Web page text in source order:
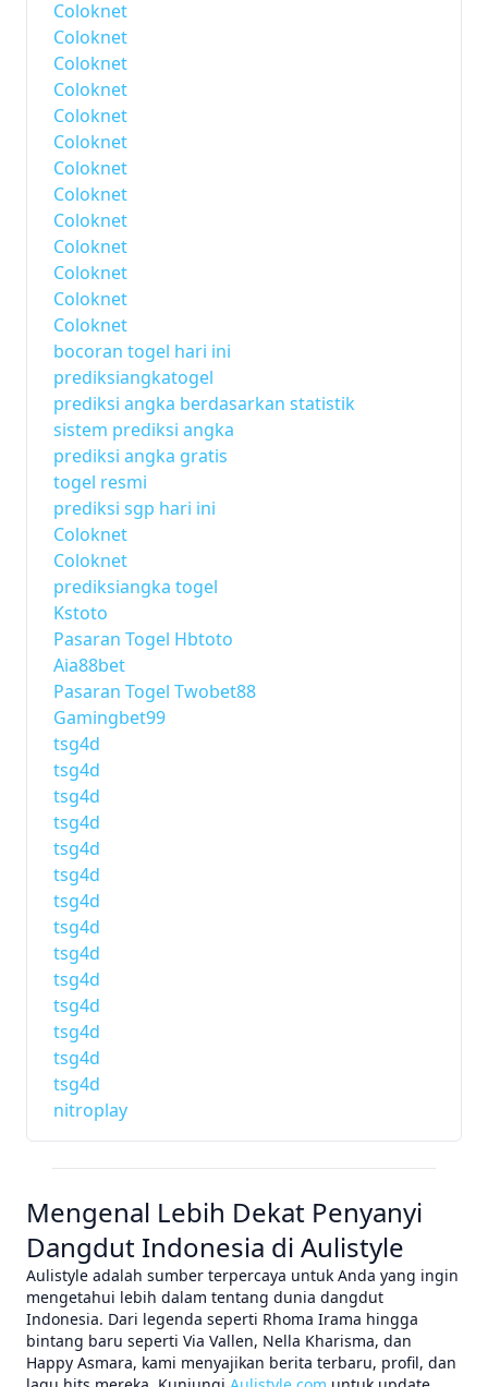
Coloknet
Coloknet
Coloknet
Coloknet
Coloknet
Coloknet
Coloknet
Coloknet
Coloknet
Coloknet
Coloknet
Coloknet
Coloknet
bocoran togel hari ini
prediksiangkatogel
prediksi angka berdasarkan statistik
sistem prediksi angka
prediksi angka gratis
togel resmi
prediksi sgp hari ini
Coloknet
Coloknet
prediksiangka togel
Kstoto
Pasaran Togel Hbtoto
Aia88bet
Pasaran Togel Twobet88
Gamingbet99
tsg4d
tsg4d
tsg4d
tsg4d
tsg4d
tsg4d
tsg4d
tsg4d
tsg4d
tsg4d
tsg4d
tsg4d
tsg4d
tsg4d
nitroplay
Mengenal Lebih Dekat Penyanyi
Dangdut Indonesia di Aulistyle
Aulistyle adalah sumber terpercaya untuk Anda yang ingin
mengetahui lebih dalam tentang dunia dangdut
Indonesia. Dari legenda seperti Rhoma Irama hingga
bintang baru seperti Via Vallen, Nella Kharisma, dan
Happy Asmara, kami menyajikan berita terbaru, profil, dan